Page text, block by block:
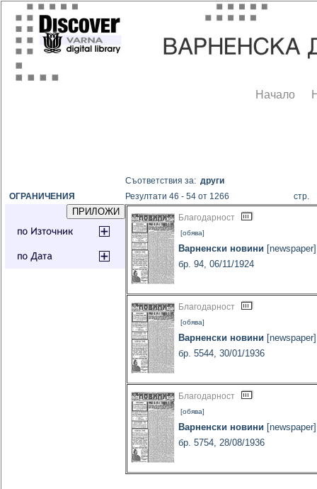
Начало
ОГРАНИЧЕНИЯ
Съответствия за:други
Резултати 46 - 54 от 1266
Благодарност
[обява]
Варненски новини [newspaper]
бр. 94, 06/11/1924
Благодарност
[обява]
Варненски новини [newspaper]
бр. 5544, 30/01/1936
Благодарност
[обява]
Варненски новини [newspaper]
бр. 5754, 28/08/1936